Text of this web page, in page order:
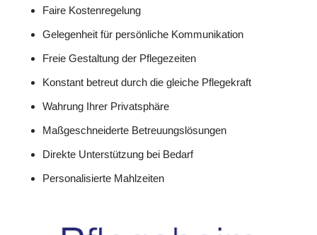
Faire Kostenregelung
Gelegenheit für persönliche Kommunikation
Freie Gestaltung der Pflegezeiten
Konstant betreut durch die gleiche Pflegekraft
Wahrung Ihrer Privatsphäre
Maßgeschneiderte Betreuungslösungen
Direkte Unterstützung bei Bedarf
Personalisierte Mahlzeiten